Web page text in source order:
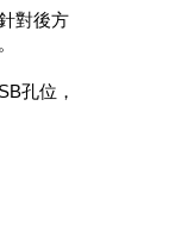
對後方
孔位，